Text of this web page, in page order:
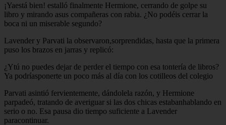
¡Yaestá bien! estalló finalmente Hermione, cerrando de golpe su
libro y mirando asus compañeras con rabia. ¿No podéis cerrar la
boca ni un miserable segundo?
Lavender y Parvati la observaron,sorprendidas, hasta que la primera
puso los brazos en jarras y replicó:
¿Ytú no puedes dejar de perder el tiempo con esa tontería de libros?
Ya podríasponerte un poco más al día con los cotilleos del colegio
Parvati asintió fervientemente, dándolela razón, y Hermione
parpadeó, tratando de averiguar si las dos chicas estabanhablando en
serio o no. Esa pausa dio tiempo suficiente a Lavender
paracontinuar.